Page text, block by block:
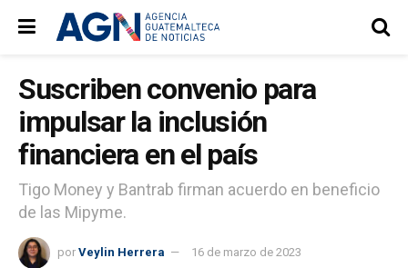
Suscriben convenio para
impulsar la inclusión
financiera en el país
Tigo Money y Bantrab firman acuerdo en beneficio
de las Mipyme.
por Veylin Herrera 16 de marzo de 2023